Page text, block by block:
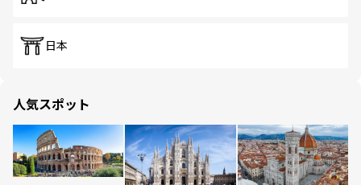
日本
人気スポット